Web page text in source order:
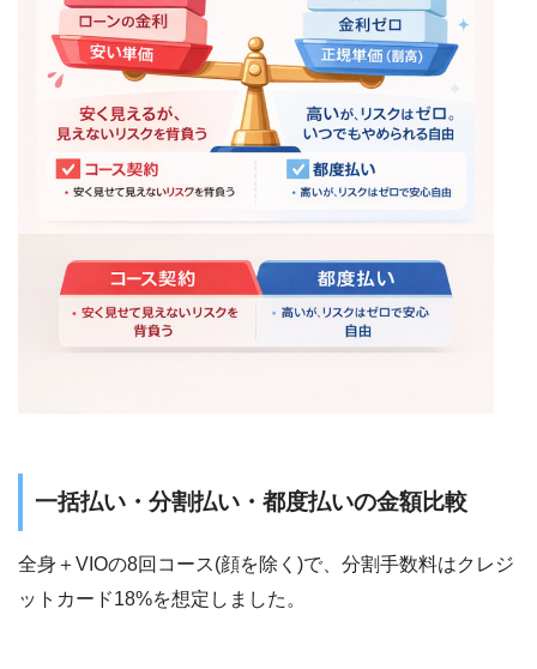
一括払い・分割払い・都度払いの金額比較
全身＋VIOの8回コース(顔を除く)で、分割手数料はクレジ
ットカード18%を想定しました。